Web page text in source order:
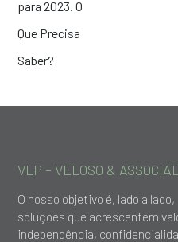
VLP – VELOSO &
O nosso objetivo é, lado a
soluções que acrescentem
independência,